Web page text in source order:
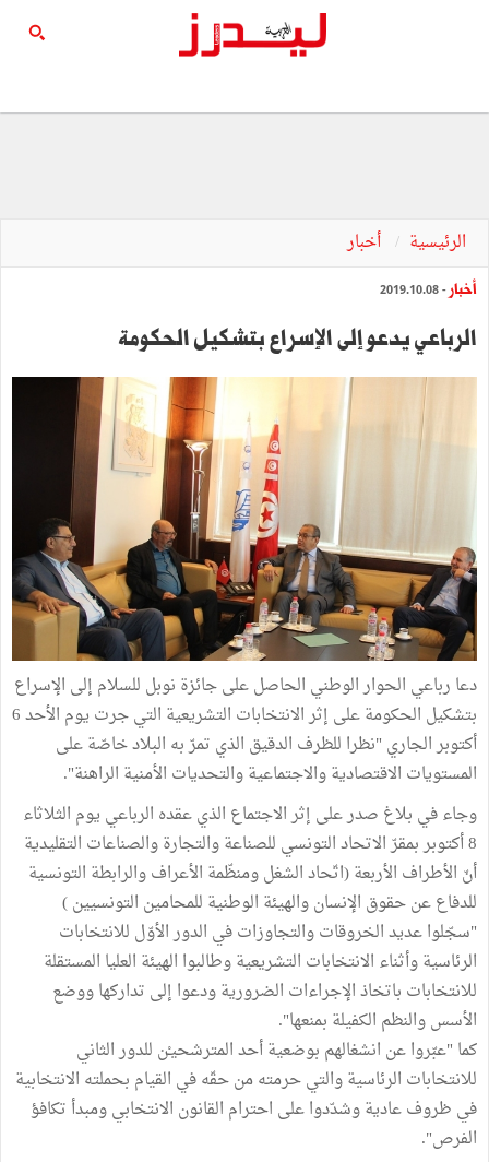
الرئيسية أخبار
أخبار - 2019.10.08
الرباعي يدعو إلى الإسراع بتشكيل الحكومة
دعا رباعي الحوار الوطني الحاصل على جائزة نوبل للسلام إلى الإسراع
بتشكيل الحكومة على إثر الانتخابات التشريعية التي جرت يوم الأحد 6
أكتوبر الجاري "نظرا للظرف الدقيق الذي تمرّ به البلاد خاصّة على
المستويات الاقتصادية والاجتماعية والتحديات الأمنية الراهنة".
وجاء في بلاغ صدر على إثر الاجتماع الذي عقده الرباعي يوم الثلاثاء
8 أكتوبر بمقرّ الاتحاد التونسي للصناعة والتجارة والصناعات التقليدية
أنّ الأطراف الأربعة (اتّحاد الشغل ومنظّمة الأعراف والرابطة التونسية
للدفاع عن حقوق الإنسان والهيئة الوطنية للمحامين التونسيين )
"سجّلوا عديد الخروقات والتجاوزات في الدور الأوّل للانتخابات
الرئاسية وأثناء الانتخابات التشريعية وطالبوا الهيئة العليا المستقلة
للانتخابات باتخاذ الإجراءات الضرورية ودعوا إلى تداركها ووضع
الأسس والنظم الكفيلة بمنعها".
كما "عبّروا عن انشغالهم بوضعية أحد المترشحيـْن للدور الثاني
للانتخابات الرئاسية والتي حرمته من حقّه في القيام بحملته الانتخابية
في ظروف عادية وشدّدوا على احترام القانون الانتخابي ومبدأ تكافؤ
الفرص".